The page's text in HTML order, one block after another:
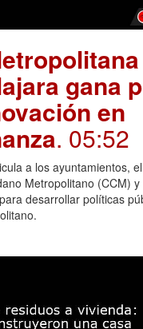
gana
en
. 05:52
a los ayuntamientos,
Metropolitano (CCM)
desarrollar políticas